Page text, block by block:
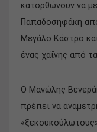
κατορθώνουν να
Παπαδοσηφάκη
Μεγάλο Κάστρο
ένας χαΐνης από
Ο Μανώλης
πρέπει να